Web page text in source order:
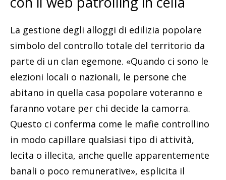
La gestione degli alloggi di edilizia popolare
simbolo del controllo totale del territorio da
parte di un clan egemone. «Quando ci sono le
elezioni locali o nazionali, le persone che
abitano in quella casa popolare voteranno e
faranno votare per chi decide la camorra.
Questo ci conferma come le mafie controllino
in modo capillare qualsiasi tipo di attività,
lecita o illecita, anche quelle apparentemente
banali o poco remunerative», esplicita il